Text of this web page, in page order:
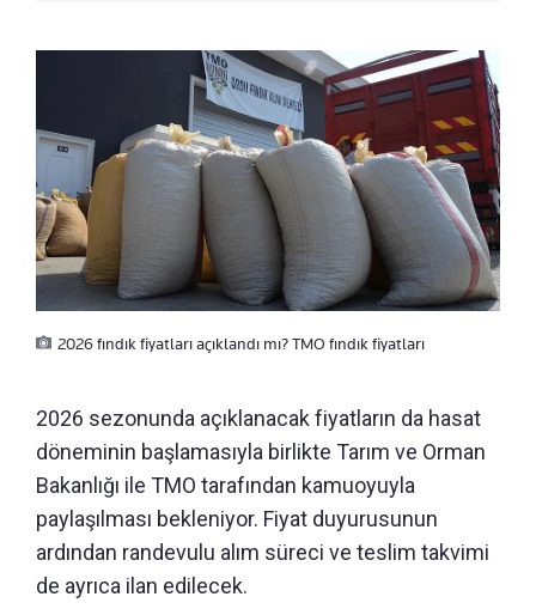
2026 fındık fiyatları açıklandı mı? TMO fındık fiyatları
2026 sezonunda açıklanacak fiyatların da hasat
döneminin başlamasıyla birlikte Tarım ve Orman
Bakanlığı ile TMO tarafından kamuoyuyla
paylaşılması bekleniyor. Fiyat duyurusunun
ardından randevulu alım süreci ve teslim takvimi
de ayrıca ilan edilecek.